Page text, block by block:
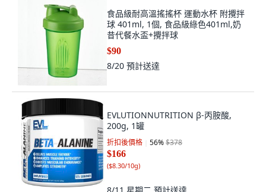
食品級耐高溫搖搖杯 運動水杯 附攪拌
球 401ml, 1個, 食品級綠色401ml,奶
昔代餐水盃+攪拌球
$90
8/20 預計送達
EVLUTIONNUTRITION β-丙胺酸,
200g, 1罐
折扣後價格 56%$378
$166
($8.30/10g)